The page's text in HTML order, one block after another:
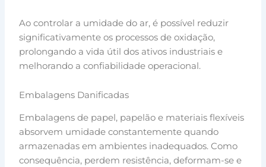
Ao controlar a umidade do ar, é possível reduzir
significativamente os processos de oxidação,
prolongando a vida útil dos ativos industriais e
melhorando a confiabilidade operacional.
Embalagens Danificadas
Embalagens de papel, papelão e materiais flexíveis
absorvem umidade constantemente quando
armazenadas em ambientes inadequados. Como
consequência, perdem resistência, deformam-se e